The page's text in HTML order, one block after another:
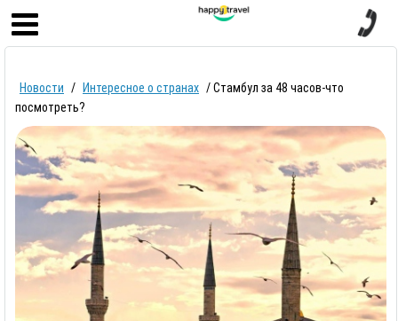
Круизы
Страны
Туры
Горящие туры
Туры в рассрочку
Отзывы
о компании
Новости / Интересное о странах /Стамбул за 48 часов-что
посмотреть?